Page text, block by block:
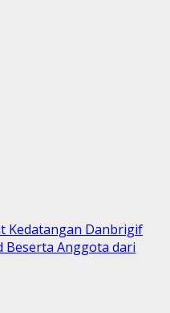
Kedatangan Danbrigif
Beserta Anggota dari